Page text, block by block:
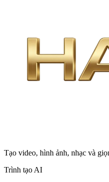
Tạo video, hình ảnh, nhạc và
Trình tạo AI